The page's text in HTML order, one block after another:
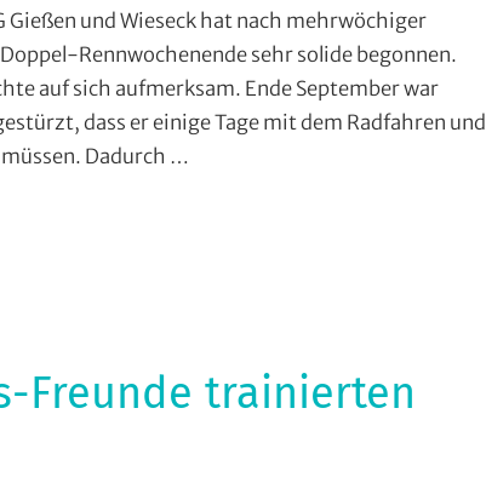
,
Gießen und Wieseck hat nach mehrwöchiger
Rennwochenende sehr solide begonnen.
auf sich aufmerksam. Ende September war
dass er einige Tage mit dem Radfahren und
Dadurch …
Freunde trainierten